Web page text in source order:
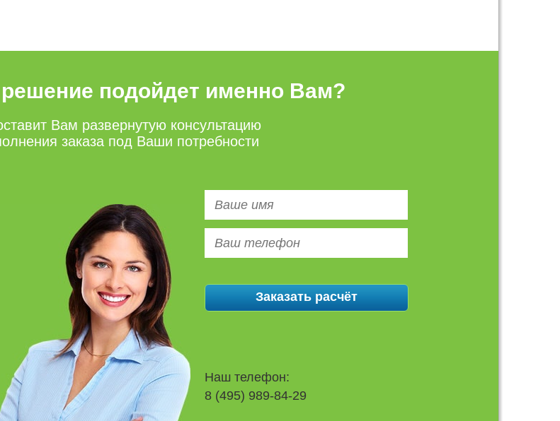
решение подойдет именно Вам?
Вам развернутую консультацию
заказа под Ваши потребности
Наш телефон:
8 (495) 989-84-29